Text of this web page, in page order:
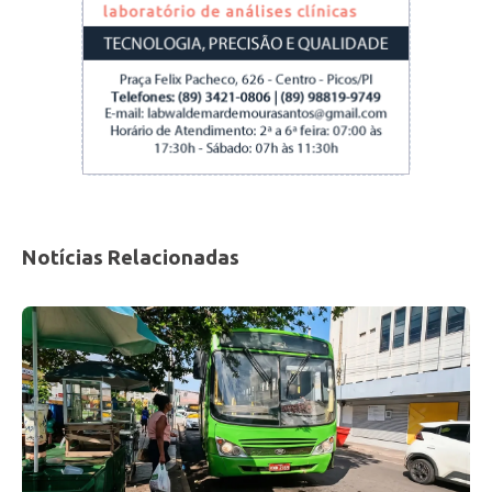
Géssica Santos
filhos dos pobres, que mais está próxima às
resposta a tudo isso e também mostra a
qualidade da pesquisa que a gente vem
fazendo. O livro traz pesquisas densas de um
alunado compromissado com as questões
sociais contemporâneas”, relata o professor
Evandro Alberto, um dos organizadores do
Notícias Relacionadas